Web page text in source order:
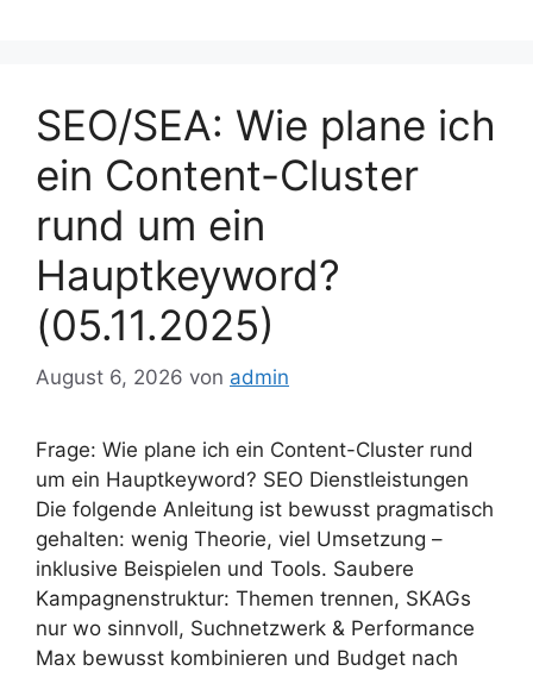
SEO/SEA: Wie plane ich
ein Content-Cluster
rund um ein
Hauptkeyword?
(05.11.2025)
August 6, 2026 von admin
Frage: Wie plane ich ein Content-Cluster rund
um ein Hauptkeyword? SEO Dienstleistungen
Die folgende Anleitung ist bewusst pragmatisch
gehalten: wenig Theorie, viel Umsetzung –
inklusive Beispielen und Tools. Saubere
Kampagnenstruktur: Themen trennen, SKAGs
nur wo sinnvoll, Suchnetzwerk & Performance
Max bewusst kombinieren und Budget nach